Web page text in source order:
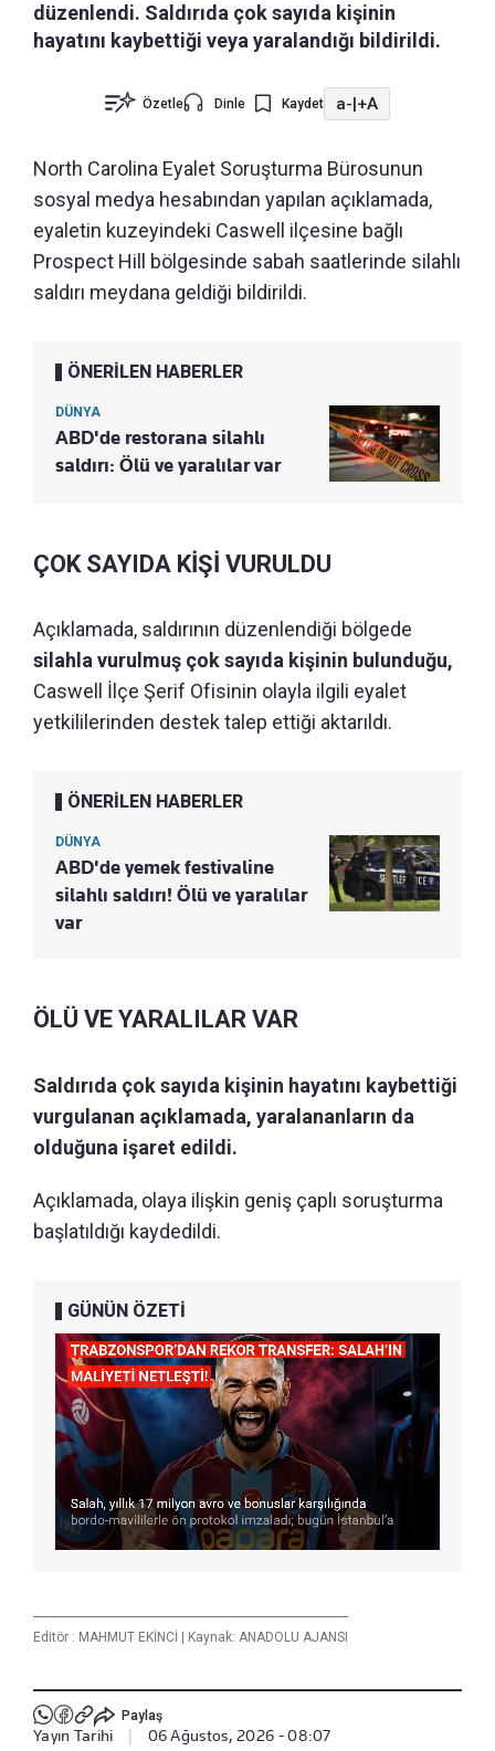
düzenlendi. Saldırıda çok sayıda kişinin
hayatını kaybettiği veya yaralandığı bildirildi.
Özetle Dinle Kaydet a-|+A
North Carolina Eyalet Soruşturma Bürosunun
sosyal medya hesabından yapılan açıklamada,
eyaletin kuzeyindeki Caswell ilçesine bağlı
Prospect Hill bölgesinde sabah saatlerinde silahlı
saldırı meydana geldiği bildirildi.
ÖNERİLEN HABERLER
DÜNYA
ABD'de restorana silahlı
saldırı: Ölü ve yaralılar var
ÇOK SAYIDA KİŞİ VURULDU
Açıklamada, saldırının düzenlendiği bölgede
silahla vurulmuş çok sayıda kişinin bulunduğu,
Caswell İlçe Şerif Ofisinin olayla ilgili eyalet
yetkililerinden destek talep ettiği aktarıldı.
ÖNERİLEN HABERLER
DÜNYA
ABD'de yemek festivaline
silahlı saldırı! Ölü ve yaralılar
var
ÖLÜ VE YARALILAR VAR
Saldırıda çok sayıda kişinin hayatını kaybettiği
vurgulanan açıklamada, yaralananların da
olduğuna işaret edildi.
Açıklamada, olaya ilişkin geniş çaplı soruşturma
başlatıldığı kaydedildi.
GÜNÜN ÖZETİ
Editör : MAHMUT EKİNCİ | Kaynak: ANADOLU AJANSI
Paylaş
Yayın Tarihi 06 Ağustos, 2026 - 08:07